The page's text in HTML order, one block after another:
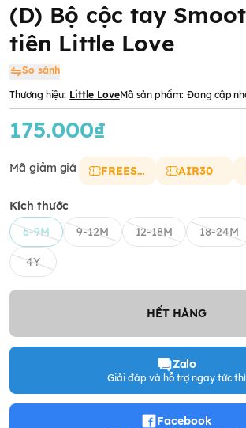
(D) Bộ cộc tay
tiên Little Love
So sánh
Thương hiệu: Little LoveMã sản phẩm: Đang cập
175.000₫
Mã giảm giá FREESHIP AIR30
Kích thước
6-9M
9-12M 12-18M 18-24M
4Y
HẾT HÀNG
Zalo
Giải đáp và hỗ trợ ngay tức thì
Facebook